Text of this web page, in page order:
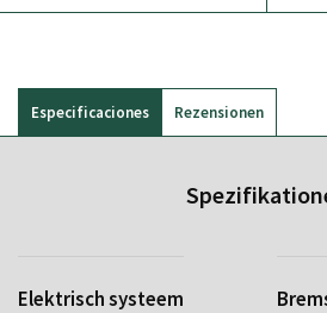
Especificaciones
Elektrisch systeem
Rezensionen